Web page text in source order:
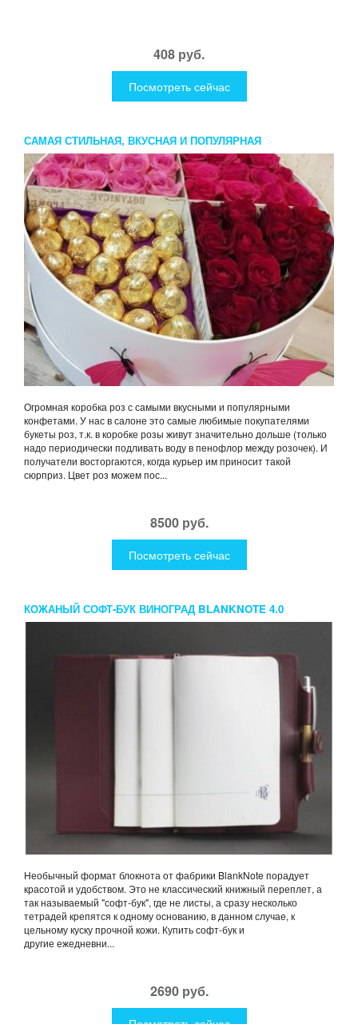
408 руб.
Посмотреть сейчас
САМАЯ СТИЛЬНАЯ, ВКУСНАЯ И ПОПУЛЯРНАЯ
Огромная коробка роз с самыми вкусными и популярными
конфетами. У нас в салоне это самые любимые покупателями
букеты роз, т.к. в коробке розы живут значительно дольше (только
надо периодически подливать воду в пенофлор между розочек). И
получатели восторгаются, когда курьер им приносит такой
сюрприз. Цвет роз можем пос...
8500 руб.
Посмотреть сейчас
КОЖАНЫЙ СОФТ-БУК ВИНОГРАД BLANKNOTE 4.0
Необычный формат блокнота от фабрики BlankNote порадует
красотой и удобством. Это не классический книжный переплет, а
так называемый "софт-бук", где не листы, а сразу несколько
тетрадей крепятся к одному основанию, в данном случае, к
цельному куску прочной кожи. Купить софт-бук и
другие ежедневни...
2690 руб.